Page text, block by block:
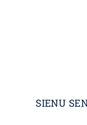
SIENU